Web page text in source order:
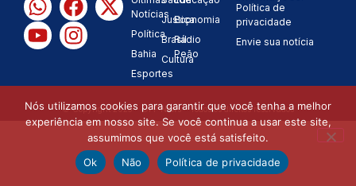
pessoas evoluírem” |
Notícias
Política
Bahia
Esportes
Justiça
Brasil
Cultura
Economia
Rádio
Peão
Política de
privacidade
Envie sua notícia
© Copyright 2025 - OFF News - Todos os direitos reservados
Nós utilizamos cookies para garantir que você tenha a melhor
experiência em nosso site. Se você continua a usar este site,
assumimos que você está satisfeito.
Ok
Não Política de privacidade